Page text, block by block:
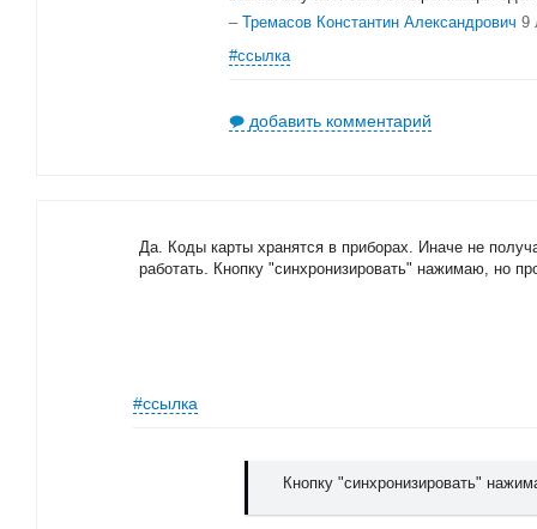
– Тремасов Константин Александрович 9
#ссылка
добавить комментарий
Да. Коды карты хранятся в приборах. Иначе не
работать. Кнопку "синхронизировать" нажимаю, но
#ссылка
Кнопку "синхронизировать"